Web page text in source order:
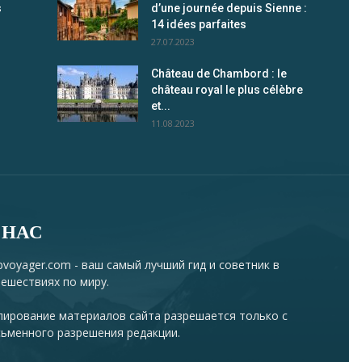
d’une journée depuis Sienne :
14 idées parfaites
27.07.2023
Château de Chambord : le
château royal le plus célèbre
et...
11.08.2023
- ваш самый лучший гид и советник в
по миру.
материалов сайта разрешается только с
разрешения редакции.